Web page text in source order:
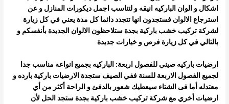
اشكال و الوان الباركيه انيقه و لتناسب اجمل ديكورات المنازل و عن
استرجاع الالوان فستجدون انها تتجدد دائما كل مدة يعني في كل زيارة
لشركة تركيب خشب باركية بجدة ستلاحظون الالوان الجديدة بأنفسكم و
بالتالي في كل زيارةفرص و خيارات جديدة
ارضيات باركيه صيني للفصول اربعة: الباركيه بجميع انواعه مناسب جدا
لجميع الفصول الاربعة للسنة ففي الصيف ستجدة الارضيات باركية بارده و
معتدله أما فى الشتاء سيعطيك شعور بالدفئ و الراحة أكثر من أي
ارضيات أخري مع شركة تركيب خشب باركية بجدة ستجد الحل لأن